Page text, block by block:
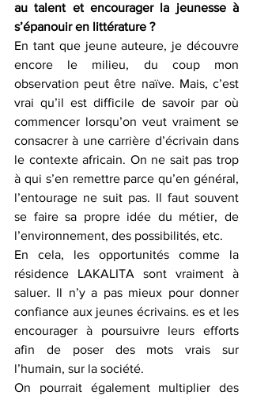
au talent et encourager la jeunesse à
s’épanouir en littérature ?
En tant que jeune auteure, je découvre
encore le milieu, du coup mon
observation peut être naïve. Mais, c’est
vrai qu’il est difficile de savoir par où
commencer lorsqu’on veut vraiment se
consacrer à une carrière d’écrivain dans
le contexte africain. On ne sait pas trop
à qui s’en remettre parce qu’en général,
l’entourage ne suit pas. Il faut souvent
se faire sa propre idée du métier, de
l’environnement, des possibilités, etc.
En cela, les opportunités comme la
résidence LAKALITA sont vraiment à
saluer. Il n’y a pas mieux pour donner
confiance aux jeunes écrivains. es et les
encourager à poursuivre leurs efforts
afin de poser des mots vrais sur
l’humain, sur la société.
On pourrait également multiplier des